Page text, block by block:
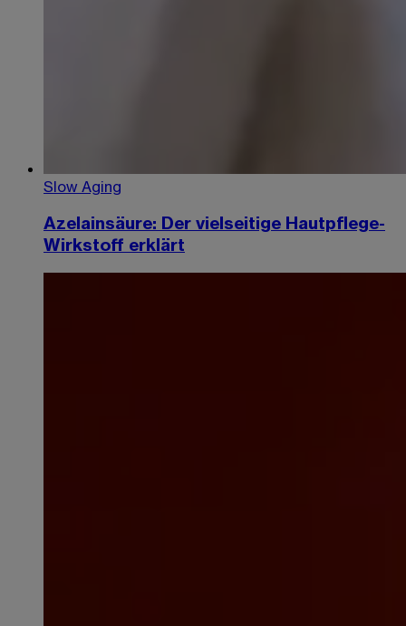
Slow Aging
Azelainsäure: Der vielseitige Hautpflege-
Wirkstoff erklärt